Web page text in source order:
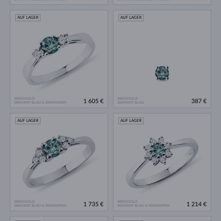
WEISSGOLD
DIAMANT BLAU & DIAMANTEN
AUF LAGER
1 605 €
WEISSGOLD
DIAMANT BLAU
AUF LAGER
387 €
WEISSGOLD
DIAMANT BLAU & DIAMANTEN
AUF LAGER
1 735 €
WEISSGOLD
DIAMANT BLAU & DIAMANTEN
AUF LAGER
1 214 €